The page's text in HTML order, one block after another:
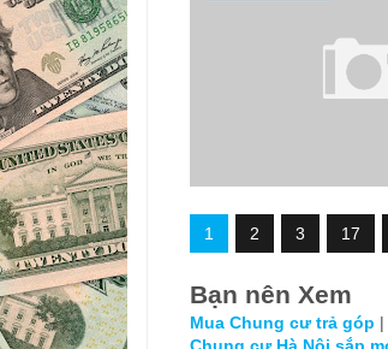
1 2 3 17
Bạn nên Xem
Mua Chung cư trả góp |
Chung cư Hà Nội sắp